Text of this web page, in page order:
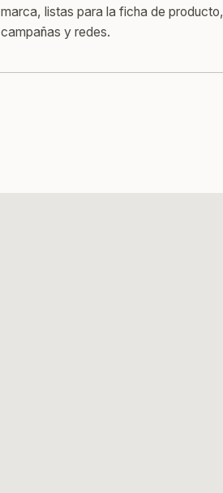
marca, listas para la ficha de producto,
campañas y redes.